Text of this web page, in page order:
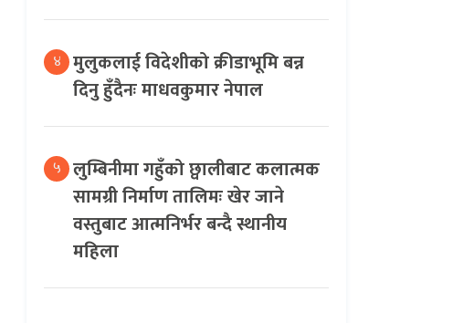
४ मुलुकलाई विदेशीको क्रीडाभूमि बन्न
दिनु हुँदैनः माधवकुमार नेपाल
५ लुम्बिनीमा गहुँको छ्वालीबाट कलात्मक
सामग्री निर्माण तालिमः खेर जाने
वस्तुबाट आत्मनिर्भर बन्दै स्थानीय
महिला